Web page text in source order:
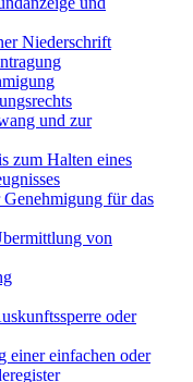
Niederschrift
und zur
zum Halten eines
für das
von
oder
einer einfachen oder